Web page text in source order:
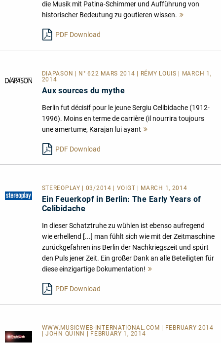
die Musik mit Patina-Schimmer und Aufführung von
historischer Bedeutung zu goutieren wissen.
PDF Download
DIAPASON | N° 622 MARS 2014 | RÉMY LOUIS | MARCH 1,
2014
Aux sources du mythe
Berlin fut décisif pour le jeune Sergiu Celibidache (1912-
1996). Moins en terme de carrière (il nourrira toujours
une amertume, Karajan lui ayant
PDF Download
STEREOPLAY | 03/2014 | VOIGT | MARCH 1, 2014
Ein Feuerkopf in Berlin: The Early Years of
Celibidache
In dieser Schatztruhe zu wühlen ist ebenso aufregend
wie erhellend [...] man fühlt sich wie mit der Zeitmaschine
zurückgefahren ins Berlin der Nachkriegszeit und spürt
den Puls jener Zeit. Ein großer Dank an alle Beteiligten für
diese einzigartige Dokumentation!
PDF Download
WWW.MUSICWEB-INTERNATIONAL.COM | FEBRUARY 2014
| JOHN QUINN | FEBRUARY 1, 2014